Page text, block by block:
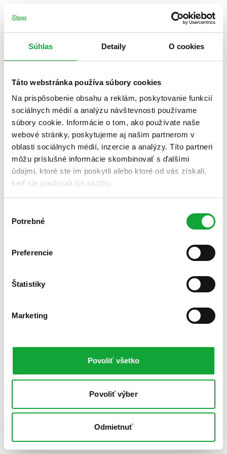
Súhlas Detaily O cookies
Táto webstránka používa súbory cookies
Na prispôsobenie obsahu a reklám, poskytovanie funkcií
sociálnych médií a analýzu návštevnosti používame
súbory cookie. Informácie o tom, ako používate naše
webové stránky, poskytujeme aj našim partnerom v
oblasti sociálnych médií, inzercie a analýzy. Títo partneri
môžu príslušné informácie skombinovať s ďalšími
údajmi, ktoré ste im poskytli alebo ktoré od vás získali,
keď ste používali ich služby.
súhlasu
Potrebné
Preferencie
Štatistiky
Marketing
Povoliť všetko
Povoliť výber
Odmietnuť